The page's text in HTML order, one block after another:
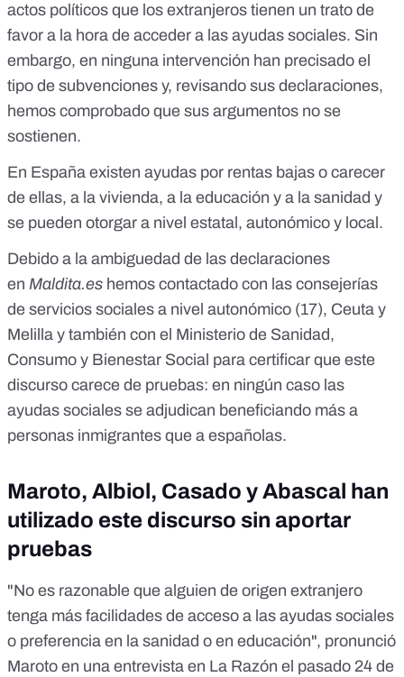
actos políticos que los extranjeros tienen un trato de
favor a la hora de acceder a las ayudas sociales. Sin
embargo, en ninguna intervención han precisado el
tipo de subvenciones y, revisando sus declaraciones,
hemos comprobado que sus argumentos no se
sostienen.
En España existen ayudas por rentas bajas o carecer
de ellas, a la vivienda, a la educación y a la sanidad y
se pueden otorgar a nivel estatal, autonómico y local.
Debido a la ambiguedad de las declaraciones
en Maldita.es hemos contactado con las consejerías
de servicios sociales a nivel autonómico (17), Ceuta y
Melilla y también con el Ministerio de Sanidad,
Consumo y Bienestar Social para certificar que este
discurso carece de pruebas: en ningún caso las
ayudas sociales se adjudican beneficiando más a
personas inmigrantes que a españolas.
Maroto, Albiol, Casado y Abascal han
utilizado este discurso sin aportar
pruebas
"No es razonable que alguien de origen extranjero
tenga más facilidades de acceso a las ayudas sociales
o preferencia en la sanidad o en educación", pronunció
Maroto en una entrevista en La Razón el pasado 24 de